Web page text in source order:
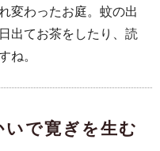
変わったお庭。蚊の出
出てお茶をしたり、読
。
で寛ぎを生む